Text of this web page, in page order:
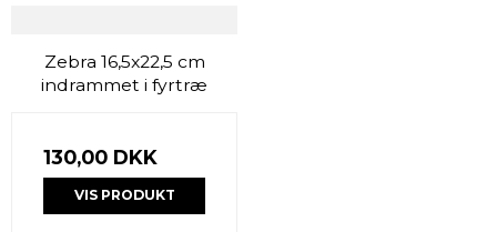
Zebra 16,5x22,5 cm
indrammet i fyrtræ
130,00 DKK
VIS PRODUKT